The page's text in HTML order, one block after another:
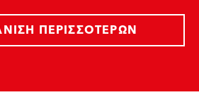
ΠΕΡΙΣΣΌΤΕΡΩΝ